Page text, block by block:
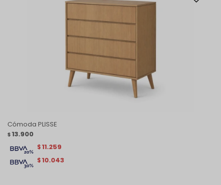
Cómoda PLISSE
$ 13.900
$10.043
$11.259